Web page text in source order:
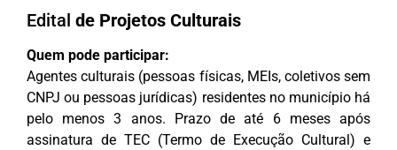
Edital de Projetos Culturais
Quem pode participar:
Agentes culturais (pessoas físicas, MEIs, coletivos sem
CNPJ ou pessoas jurídicas) residentes no município há
pelo menos 3 anos. Prazo de até 6 meses após
assinatura de TEC (Termo de Execução Cultural) e